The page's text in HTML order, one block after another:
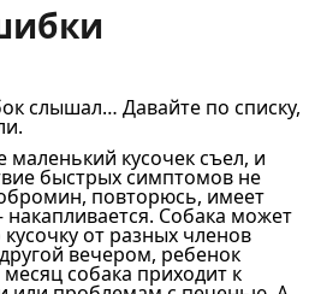
слышал… Давайте по списку,
маленький кусочек съел, и
быстрых симптомов не
повторюсь, имеет
Собака может
от разных членов
вечером, ребенок
собака приходит к